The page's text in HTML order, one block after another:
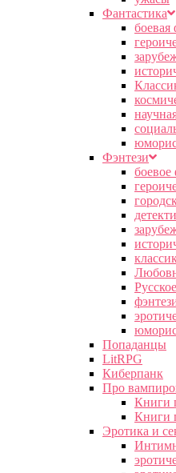
Фантастика
боевая
Фэнтези
боевое
Попаданцы
LitRPG
Киберпанк
Про
Книги
Книги
Эротика и